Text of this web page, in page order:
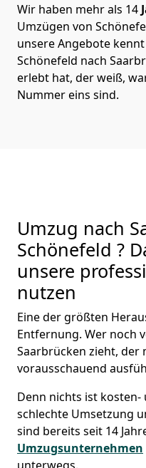
Wir haben mehr als 14
Umzügen von
unsere Angebote
Schönefeld nach
erlebt hat, der weiß,
Nummer eins sind.
Umzug nach
Schönefeld ?
unsere
nutzen
Eine der größten
Entfernung. Wer noch
Saarbrücken zieht, der
vorausschauend
Denn nichts ist
schlechte Umsetzung
sind bereits seit 14
Umzugsunternehmen